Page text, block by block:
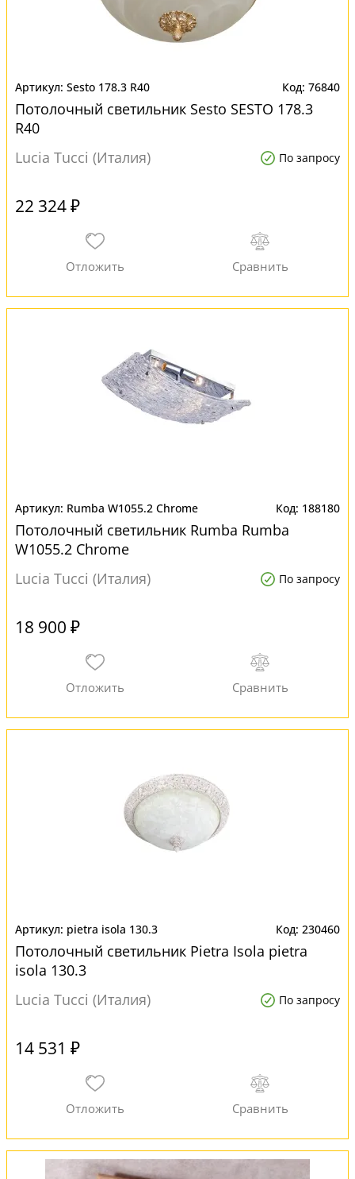
Sesto 178.3 R40 76840
Потолочный светильник Sesto SESTO 178.3
R40
Lucia Tucci (Италия)
По запросу
22 324 ₽
Rumba W1055.2 Chrome 188180
Потолочный светильник Rumba Rumba
W1055.2 Chrome
Lucia Tucci (Италия)
По запросу
18 900 ₽
pietra isola 130.3 230460
Потолочный светильник Pietra Isola pietra
isola 130.3
Lucia Tucci (Италия)
По запросу
14 531 ₽